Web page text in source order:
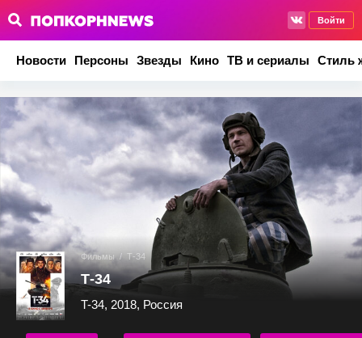
Войти
Новости Персоны Звезды Кино ТВ и сериалы Стиль
Фильмы / Т-34
Т-34
T-34, 2018, Россия